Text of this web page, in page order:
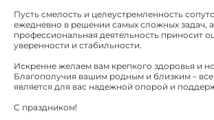
Пусть смелость и целеустремленность
ежедневно в решении самых сложных задач, а
профессиональная деятельность приносит
уверенности и стабильности.
Искренне желаем вам крепкого здоровья и
Благополучия вашим родным и близким –
является для вас надежной опорой и
С праздником!